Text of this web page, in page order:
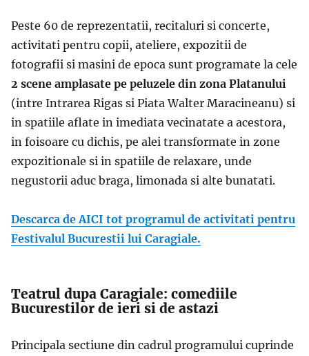
Peste 60 de reprezentatii, recitaluri si concerte,
activitati pentru copii, ateliere, expozitii de
fotografii si masini de epoca sunt programate la cele
2 scene amplasate pe peluzele din zona Platanului
(intre Intrarea Rigas si Piata Walter Maracineanu) si
in spatiile aflate in imediata vecinatate a acestora,
in foisoare cu dichis, pe alei transformate in zone
expozitionale si in spatiile de relaxare, unde
negustorii aduc braga, limonada si alte bunatati.
Descarca de AICI tot programul de activitati pentru
Festivalul Bucurestii lui Caragiale.
Teatrul dupa Caragiale: comediile
Bucurestilor de ieri si de astazi
Principala sectiune din cadrul programului cuprinde